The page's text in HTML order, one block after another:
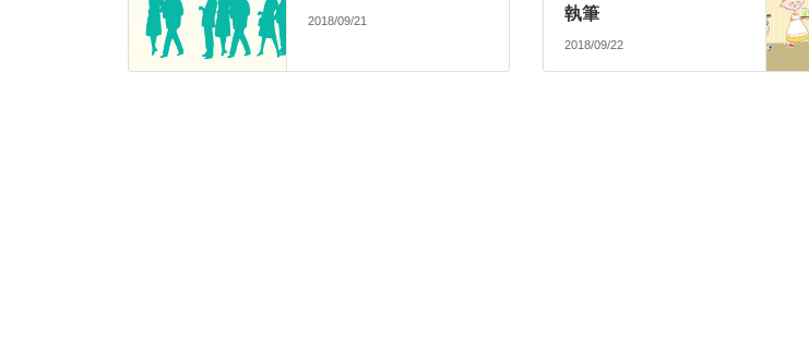
2018/09/21
執筆
2018/09/22